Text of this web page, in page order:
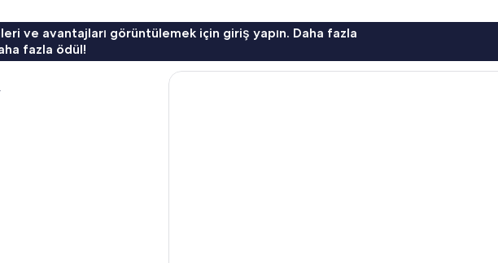
ve avantajları görüntülemek için giriş yapın. Daha fazla
fazla ödül!